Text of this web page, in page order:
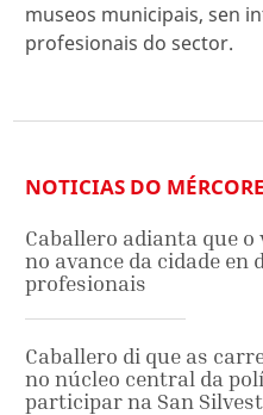
museos municipais, sen
profesionais do sector.
NOTICIAS DO
Caballero adianta que
no avance da cidade
profesionais
Caballero di que as
no núcleo central da
participar na San